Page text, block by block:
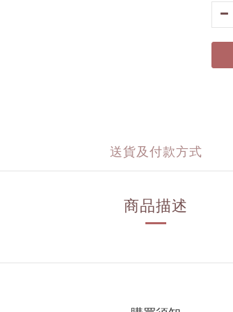
送貨及付款方式
商品描述